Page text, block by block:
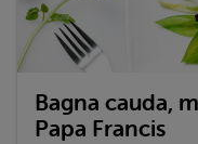
Bagna cauda,
Papa Francis